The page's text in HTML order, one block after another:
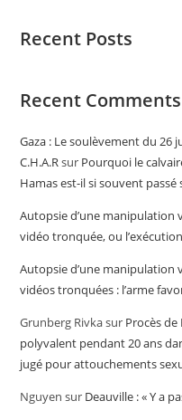
Recent Posts
Recent Comments
Gaza : Le soulèvement du 26
C.H.A.Rsur Pourquoi le
Hamas est-il si souvent passé
Autopsie d’une manipulation
vidéo tronquée, ou
Autopsie d’une manipulation
vidéos tronquées : l’arme
Grunberg Rivkasur Procès de
polyvalent pendant 20 ans
jugé pour attouchements
Nguyen sur Deauville : « Y a